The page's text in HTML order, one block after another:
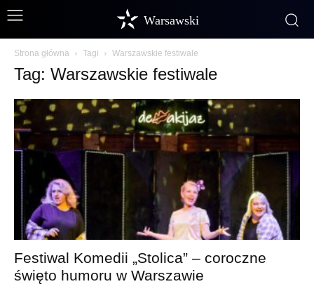
Warsawski
Strona główna Tagi Warszawskie festiwale
Tag: Warszawskie festiwale
Festiwal Komedii „Stolica” – coroczne
święto humoru w Warszawie